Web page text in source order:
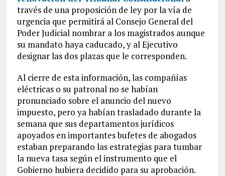
través de una proposición de ley por la vía de
urgencia que permitirá al Consejo General del
Poder Judicial nombrar a los magistrados aunque
su mandato haya caducado, y al Ejecutivo
designar las dos plazas que le corresponden.
Al cierre de esta información, las compañías
eléctricas o su patronal no se habían
pronunciado sobre el anuncio del nuevo
impuesto, pero ya habían trasladado durante la
semana que sus departamentos jurídicos
apoyados en importantes bufetes de abogados
estaban preparando las estrategias para tumbar
la nueva tasa según el instrumento que el
Gobierno hubiera decidido para su aprobación.